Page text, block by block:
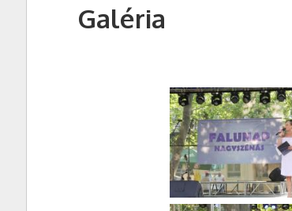
Galéria